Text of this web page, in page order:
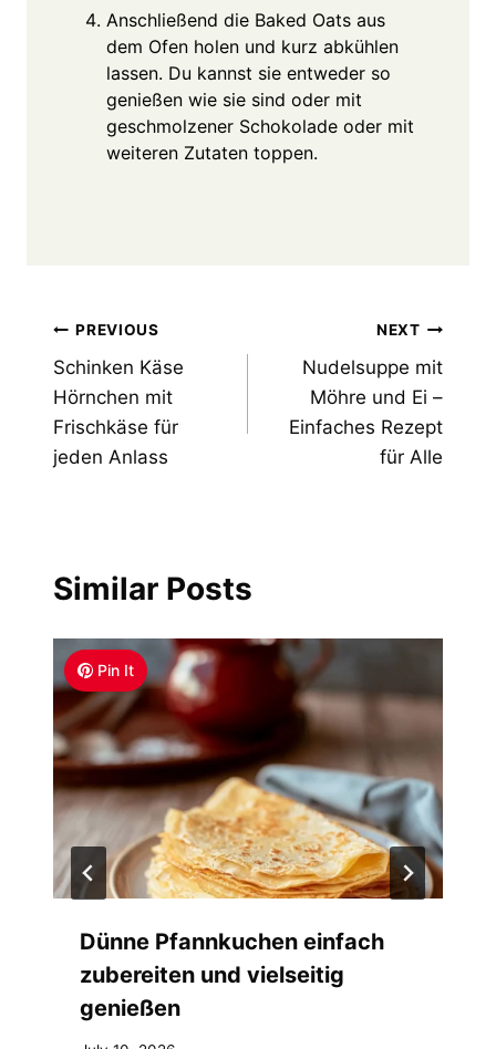
Anschließend die Baked Oats aus
dem Ofen holen und kurz abkühlen
lassen. Du kannst sie entweder so
genießen wie sie sind oder mit
geschmolzener Schokolade oder mit
weiteren Zutaten toppen.
Post
navigation
PREVIOUS
Schinken Käse
Hörnchen mit
Frischkäse für
jeden Anlass
NEXT
Nudelsuppe mit
Möhre und Ei –
Einfaches Rezept
für Alle
Similar Posts
Pin It
Dünne Pfannkuchen einfach
zubereiten und vielseitig
genießen